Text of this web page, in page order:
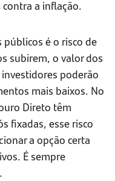
a inflação.
é o risco de
subirem, o valor dos
poderão
mais baixos. No
Direto têm
fixadas, esse risco
a opção certa
É sempre